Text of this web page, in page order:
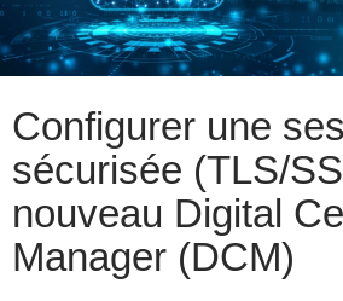
Configurer une
sécurisée (TLS/
nouveau Digital
Manager (DCM)